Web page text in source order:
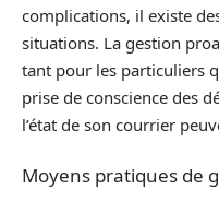
complications, il existe
situations. La gestion
tant pour les particuliers
prise de conscience des
l’état de son courrier
Moyens pratiques de